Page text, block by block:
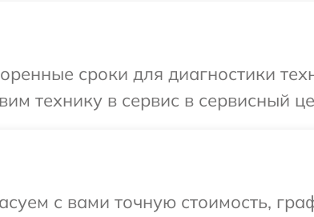
сроки для диагностики
технику в сервис в сервисный
с вами точную стоимость,